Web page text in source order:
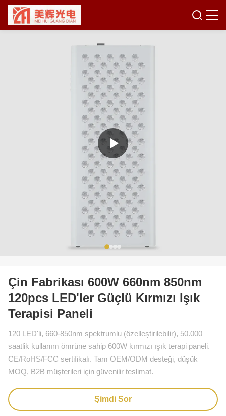
Çin Fabrikası 600W 660nm 850nm
120pcs LED'ler Güçlü Kırmızı Işık
Terapisi Paneli
120 LED'li, 660-850nm spektrumlu (özelleştirilebilir), 50.000
saatlik kullanım ömrüne sahip 600W kırmızı ışık terapi paneli.
CE/RoHS/FCC sertifikalı. Tam OEM/ODM desteği, düşük
MOQ, B2B müşterileri için güvenilir teslimat.
Şimdi Sor